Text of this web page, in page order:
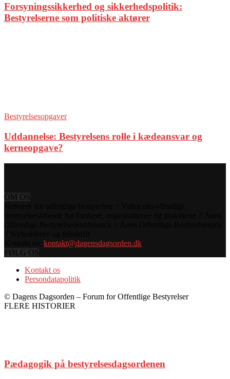
Forsyningssikkerhed og sikkerhedspolitik:
Bestyrelserne som politiske aktører
Bestyrelsesopgaver
Uddannelse: Bestyrelsens rolle i kædeansvar og
kerneopgave?
OM OS
kontakt@dagensdagsorden.dk
FØLG OS
Kontakt os
Persondatapolitik
© Dagens Dagsorden – Forum for Offentlige Bestyrelser
FLERE HISTORIER
Pædagogik på bestyrelsesdagsordenen